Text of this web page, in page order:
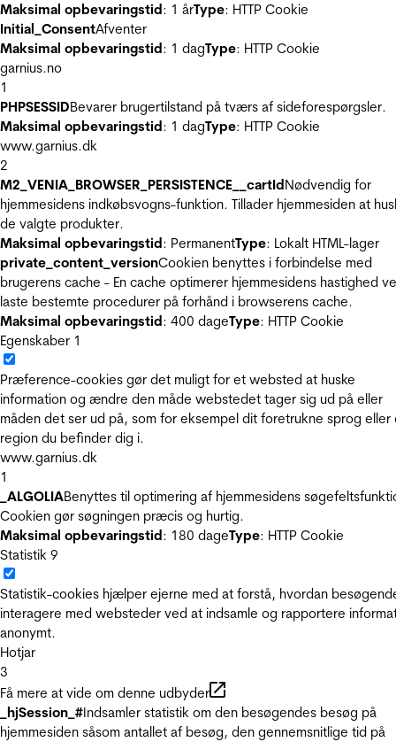
Maksimal opbevaringstid: 1 årType: HTTP Cookie
Initial_ConsentAfventer
Maksimal opbevaringstid: 1 dagType: HTTP Cookie
garnius.no
1
PHPSESSIDBevarer brugertilstand på tværs af sideforespørgsler.
Maksimal opbevaringstid: 1 dagType: HTTP Cookie
www.garnius.dk
2
M2_VENIA_BROWSER_PERSISTENCE__cartIdNødvendig for
hjemmesidens indkøbsvogns-funktion. Tillader hjemmesiden at
de valgte produkter.
Maksimal opbevaringstid: PermanentType: Lokalt HTML-lager
private_content_versionCookien benyttes i forbindelse med
brugerens cache - En cache optimerer hjemmesidens hastighed
laste bestemte procedurer på forhånd i browserens cache.
Maksimal opbevaringstid: 400 dageType: HTTP Cookie
Egenskaber 1
Præference-cookies gør det muligt for et websted at huske
information og ændre den måde webstedet tager sig ud på eller
måden det ser ud på, som for eksempel dit foretrukne sprog eller
region du befinder dig i.
www.garnius.dk
1
_ALGOLIABenyttes til optimering af hjemmesidens
Cookien gør søgningen præcis og hurtig.
Maksimal opbevaringstid: 180 dageType: HTTP Cookie
Statistik 9
Statistik-cookies hjælper ejerne med at forstå, hvordan
interagere med websteder ved at indsamle og rapportere
anonymt.
Hotjar
3
Få mere at vide om denne udbyder
_hjSession_#Indsamler statistik om den besøgendes besøg på
hjemmesiden såsom antallet af besøg, den gennemsnitlige tid på